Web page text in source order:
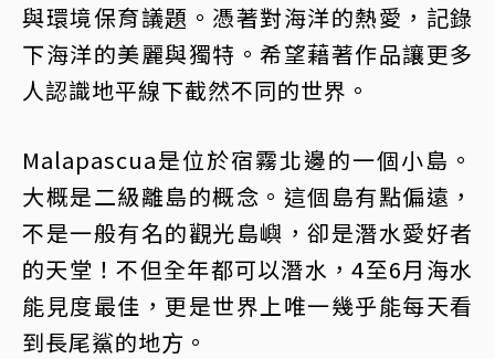
與環境保育議題。憑著對海洋的熱愛，記錄
下海洋的美麗與獨特。希望藉著作品讓更多
人認識地平線下截然不同的世界。
Malapascua是位於宿霧北邊的一個小島。
大概是二級離島的概念。這個島有點偏遠，
不是一般有名的觀光島嶼，卻是潛水愛好者
的天堂！不但全年都可以潛水，4至6月海水
能見度最佳，更是世界上唯一幾乎能每天看
到長尾鯊的地方。